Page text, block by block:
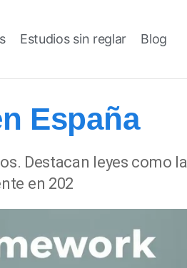
Estudios sin reglar Blog
España
Destacan leyes como la
en 202